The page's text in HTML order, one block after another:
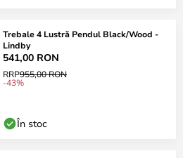
Trebale 4 Lustră Pendul Black/Wood -
Lindby
541,00 RON
RRP955,00 RON
-43%
În stoc